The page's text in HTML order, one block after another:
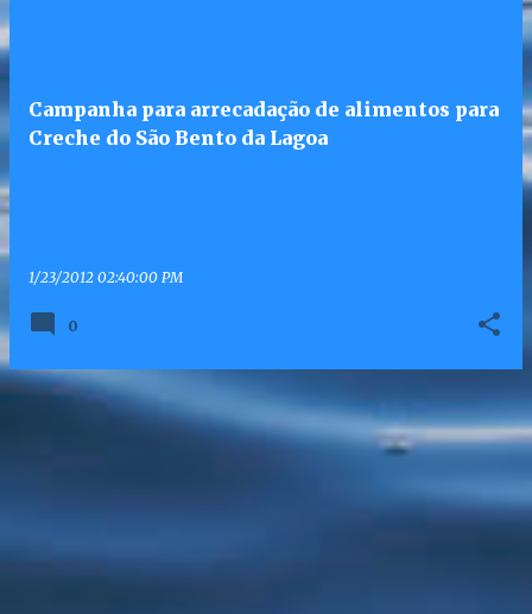
Campanha para arrecadação de alimentos para
Creche do São Bento da Lagoa
1/23/2012 02:40:00 PM
0